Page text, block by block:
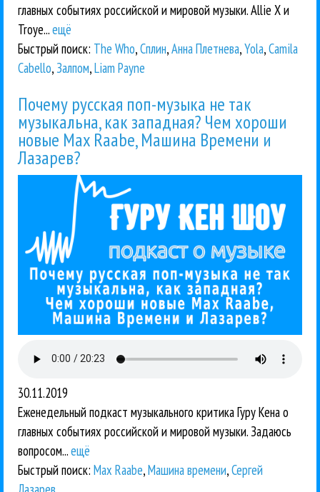
главных событиях российской и мировой музыки. Allie X и
Troye...ещё
Быстрый поиск: The Who,Сплин,Анна Плетнева,Yola,Camila
Cabello, Залпом,Liam Payne
Почему русская поп-музыка не так
музыкальна, как западная? Чем хороши
новые Max Raabe, Машина Времени и
Лазарев?
30.11.2019
Еженедельный подкаст музыкального критика Гуру Кена о
главных событиях российской и мировой музыки. Задаюсь
вопросом...ещё
Быстрый поиск: Max Raabe,Машина времени,Сергей